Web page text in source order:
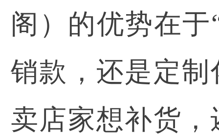
阁）的优势在
销款，还是定
卖店家想补货